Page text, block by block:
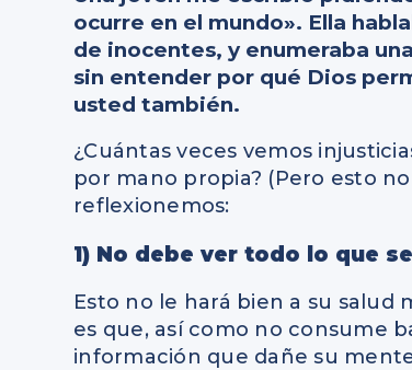
ocurre en el mundo». Ella
de inocentes, y enumeraba
sin entender por qué Dios
usted también.
¿Cuántas veces vemos
por mano propia? (Pero esto
reflexionemos:
1) No debe ver todo lo que
Esto no le hará bien a su salud
es que, así como no consume
información que dañe su